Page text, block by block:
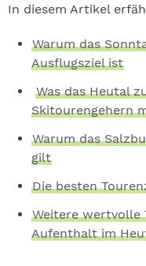
In diesem Artikel
Warum das
Ausflugsziel ist
Was das Heutal
Skitourengehern
Warum das
gilt
Die besten
Weitere wertvolle
Aufenthalt im